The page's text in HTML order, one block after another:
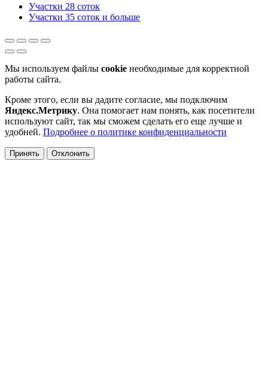
Участки 28 соток
Участки 35 соток и больше
Мы используем файлы cookie необходимые для корректной
работы сайта.
Кроме этого, если вы дадите согласие, мы подключим
Яндекс.Метрику. Она помогает нам понять, как посетители
используют сайт, так мы сможем сделать его еще лучше и
удобней. Подробнее о политике конфиденциальности
Принять Отклонить